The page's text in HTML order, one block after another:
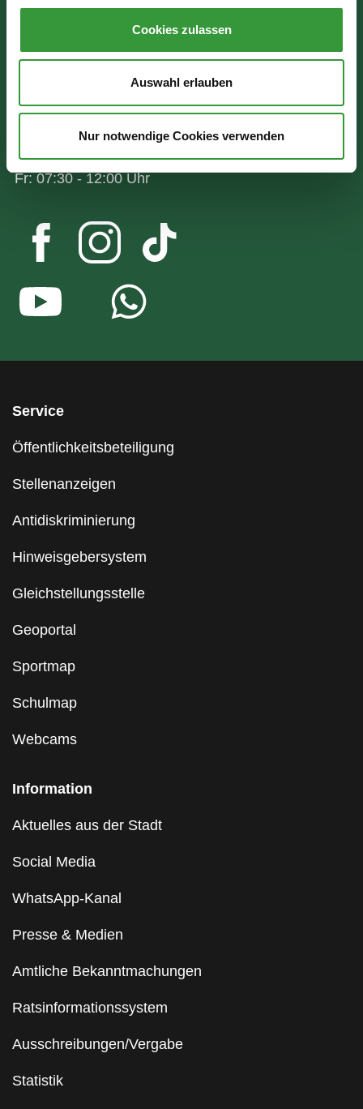
Cookies zulassen
Auswahl erlauben
Nur notwendige Cookies verwenden
Service
Öffentlichkeitsbeteiligung
Stellenanzeigen
Antidiskriminierung
Hinweisgebersystem
Gleichstellungsstelle
Geoportal
Sportmap
Schulmap
Webcams
Information
Aktuelles aus der Stadt
Social Media
WhatsApp-Kanal
Presse & Medien
Amtliche Bekanntmachungen
Ratsinformationssystem
Ausschreibungen/Vergabe
Statistik
Wir sind für Sie da:
Mo - Mi: 07:30 - 16:30 Uhr
Fr: 07:30 - 12:00 Uhr